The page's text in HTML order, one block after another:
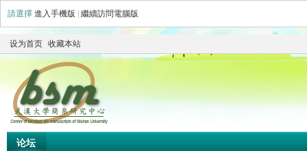
請選擇 進入手機版 繼續訪問電腦版
设为首页 收藏本站
论坛